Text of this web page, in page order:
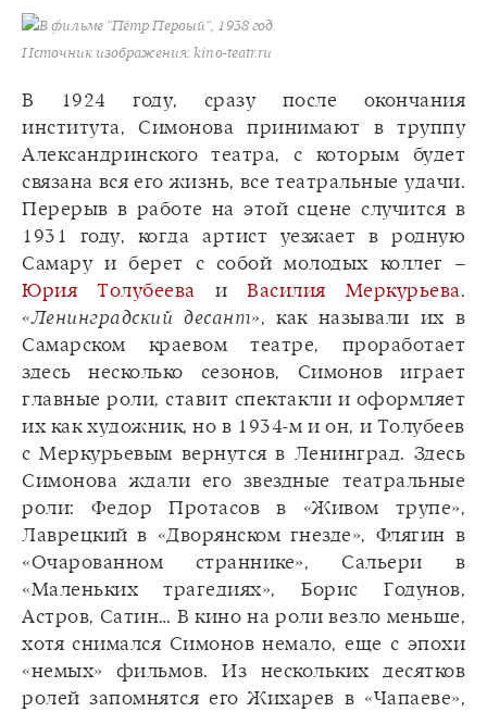
В фильме "Пётр Первый", 1938 год.
Источник изображения: kino-teatr.ru
В 1924 году, сразу после окончания
института, Симонова принимают в труппу
Александринского театра, с которым будет
связана вся его жизнь, все театральные удачи.
Перерыв в работе на этой сцене случится в
1931 году, когда артист уезжает в родную
Самару и берет с собой молодых коллег –
Юрия Толубеева и Василия Меркурьева.
«Ленинградский десант», как называли их в
Самарском краевом театре, проработает
здесь несколько сезонов, Симонов играет
главные роли, ставит спектакли и оформляет
их как художник, но в 1934-м и он, и Толубеев
с Меркурьевым вернутся в Ленинград. Здесь
Симонова ждали его звездные театральные
роли: Федор Протасов в «Живом трупе»,
Лаврецкий в «Дворянском гнезде», Флягин в
«Очарованном страннике», Сальери в
«Маленьких трагедиях», Борис Годунов,
Астров, Сатин… В кино на роли везло меньше,
хотя снимался Симонов немало, еще с эпохи
«немых» фильмов. Из нескольких десятков
ролей запомнятся его Жихарев в «Чапаеве»,